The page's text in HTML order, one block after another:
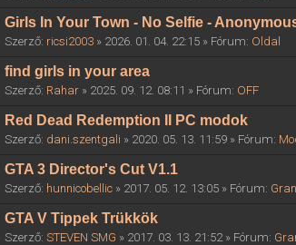
Girls In Your Town - No Selfie -
Szerző: ricsi2003 » 2026. 01. 04. 22:15 » Fórum: Oldal
find girls in your area
Szerző: Rahar » 2025. 09. 12. 08:11 » Fórum: OFF
Red Dead Redemption II PC modok
Szerző: dani.szentgali » 2020. 05. 13. 11:59 » Fórum:
GTA 3 Director's Cut V1.1
Szerző: hunnicobellic » 2017. 05. 12. 13:05 » Fórum:
GTA V Tippek Trükkök
Szerző:STEVEN SMG » 2017. 03. 13. 21:52 » Fórum: